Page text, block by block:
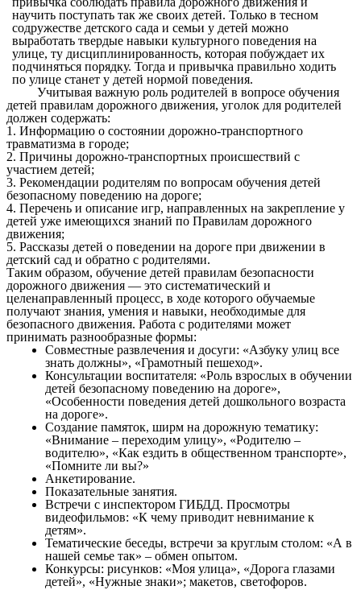
научить поступать так же своих детей. Только в тесном
содружестве детского сада и семьи у детей можно
выработать твердые навыки культурного поведения на
улице, ту дисциплинированность, которая побуждает их
подчиняться порядку. Тогда и привычка правильно ходить
по улице станет у детей нормой поведения.
Учитывая важную роль родителей в вопросе обучения
детей правилам дорожного движения, уголок для родителей
должен содержать:
1. Информацию о состоянии дорожно-транспортного
травматизма в городе;
2. Причины дорожно-транспортных происшествий с
участием детей;
3. Рекомендации родителям по вопросам обучения детей
безопасному поведению на дороге;
4. Перечень и описание игр, направленных на закрепление у
детей уже имеющихся знаний по Правилам дорожного
движения;
5. Рассказы детей о поведении на дороге при движении в
детский сад и обратно с родителями.
Таким образом, обучение детей правилам безопасности
дорожного движения — это систематический и
целенаправленный процесс, в ходе которого обучаемые
получают знания, умения и навыки, необходимые для
безопасного движения. Работа с родителями может
принимать разнообразные формы:
Совместные развлечения и досуги: «Азбуку улиц все
знать должны», «Грамотный пешеход».
Консультации воспитателя: «Роль взрослых в обучении
детей безопасному поведению на дороге»,
«Особенности поведения детей дошкольного возраста
на дороге».
Создание памяток, ширм на дорожную тематику:
«Внимание – переходим улицу», «Родителю –
водителю», «Как ездить в общественном транспорте»,
«Помните ли вы?»
Анкетирование.
Показательные занятия.
Встречи с инспектором ГИБДД. Просмотры
видеофильмов: «К чему приводит невнимание к
детям».
Тематические беседы, встречи за круглым столом: «А в
нашей семье так» – обмен опытом.
Конкурсы: рисунков: «Моя улица», «Дорога глазами
детей», «Нужные знаки»; макетов, светофоров.